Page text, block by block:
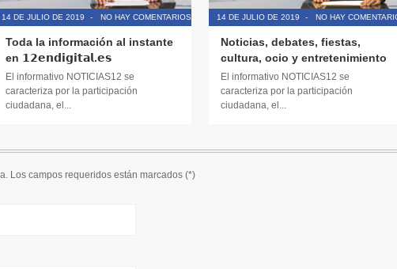
14 DE JULIO DE 2019 - NO HAY COMENTARIOS
Toda la información al instante
en 𝟭𝟮𝗲𝗻𝗱𝗶𝗴𝗶𝘁𝗮𝗹.𝗲𝘀
El informativo NOTICIAS12 se
caracteriza por la participación
ciudadana, el...
14 DE JULIO DE 2019 - NO HAY
Noticias, debates, fiestas,
cultura, ocio y entretenimiento
El informativo NOTICIAS12 se
caracteriza por la participación
ciudadana, el...
Los campos requeridos están marcados (*)